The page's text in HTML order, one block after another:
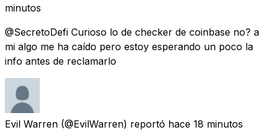
minutos
@SecretoDefi Curioso lo de checker de coinbase no? a
mi algo me ha caído pero estoy esperando un poco la
info antes de reclamarlo
Evil Warren (@EvilWarren) reportó hace 18 minutos